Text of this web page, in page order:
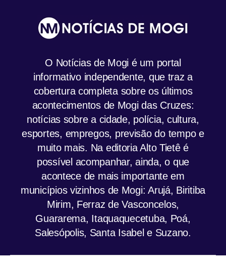
O Notícias de Mogi é um portal
informativo independente, que traz a
cobertura completa sobre os últimos
acontecimentos de Mogi das Cruzes:
notícias sobre a cidade, polícia, cultura,
esportes, empregos, previsão do tempo e
muito mais. Na editoria Alto Tietê é
possível acompanhar, ainda, o que
acontece de mais importante em
municípios vizinhos de Mogi: Arujá, Biritiba
Mirim, Ferraz de Vasconcelos,
Guararema, Itaquaquecetuba, Poá,
Salesópolis, Santa Isabel e Suzano.